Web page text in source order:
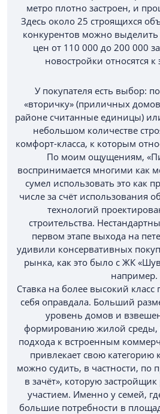
метро плотно застроен, и
Здесь около 25 строящихся
конкурентов можно
цен от 110 000 до 200 000
новостройки относятся к
У покупателя есть выбор:
«вторичку» (приличных
районе считанные единицы)
небольшом количестве
комфорт-класса, к которым
По моим ощущениям,
воспринимается многими как
сумел использовать это как
числе за счёт использования
технологий
строительства.
первом этапе выхода на
удивили консервативных
рынка, как это было с ЖК
например.
Ставка на более высокий класс
себя оправдала. Больший
уровень домов и
формированию жилой среды,
подхода к встроенным
привлекает свою категорию
можно судить, в частности, по
в зачёт», которую
участием. Именно у семей,
большие потребности в